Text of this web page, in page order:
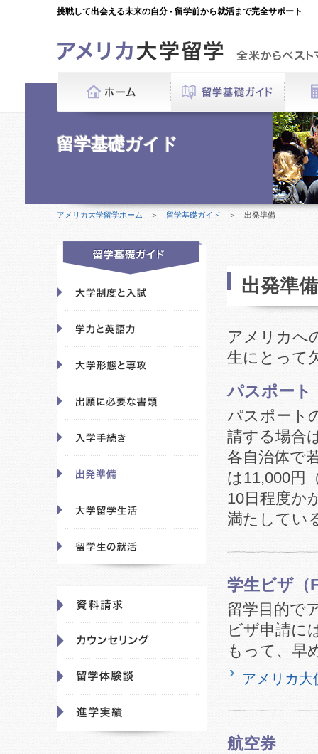
挑戦して出会える未来の自分 - 留学前から就活まで完全サポート
留学基礎ガイド
アメリカ大学留学ホーム ＞ 留学基礎ガイド ＞ 出発準備
出発準備
アメリカへ
生にとって
パスポート
パスポート
請する場合
各自治体で
は11,000円
10日程度か
満たしてい
学生ビザ（
留学目的で
ビザ申請に
もって、早
アメリカ大
航空券